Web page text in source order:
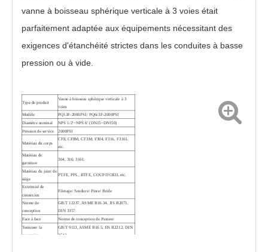
Vanne à boisseau sphérique 3 voies hautes performances PQ45F
vanne à boisseau sphérique verticale à 3 voies était
parfaitement adaptée aux équipements nécessitant des
exigences d'étanchéité strictes dans les conduites à basse
pression ou à vide.
Type de produit
Vanne à boisseau sphérique verticale à 3
voies
Modèle PQ13F-2000PSI/ PQ6c3F-2000PSI
Diamètre nominal
NPS 1/2'~NPS 6' (DN15~DN150)
Pression de service
2000PSI
Matériau du corps
CF8, CF8M, CF3M, F304, F316, F316L
etc.
Matériau de
garniture
304, 316, 316L
Matériau du joint de
siège
PTFE, PPL, RTFE, COUP D'OEIL etc.
Extrémité de
connexion
Filetage/ Soudure/ Pince/ Bride
Norme de
conception
GB/T 12237, ASME B16.34, JIS B2071,
DIN 3357
Face à face
Norme de conception de Pioneer
Terminer la
connexion
GB/T 9113, ASME B16.5, JIS B2212, DIN
2542